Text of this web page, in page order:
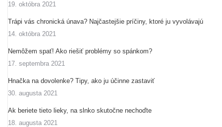
19. októbra 2021
Trápi vás chronická únava? Najčastejšie príčiny, ktoré ju vyvolávajú
14. októbra 2021
Nemôžem spať! Ako riešiť problémy so spánkom?
17. septembra 2021
Hnačka na dovolenke? Tipy, ako ju účinne zastaviť
30. augusta 2021
Ak beriete tieto lieky, na slnko skutočne nechoďte
18. augusta 2021